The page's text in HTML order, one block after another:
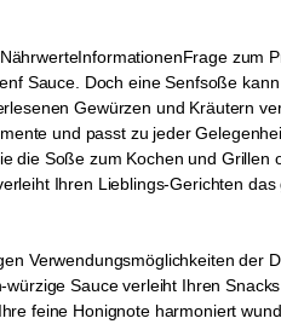
NährwerteInformationenFrage zum
Sauce. Doch eine Senfsoße
Gewürzen und Kräutern
und passt zu jeder
die Soße zum Kochen und
Ihren Lieblings-Gerichten
Verwendungsmöglichkeiten der
Sauce verleiht Ihren
feine Honignote harmoniert